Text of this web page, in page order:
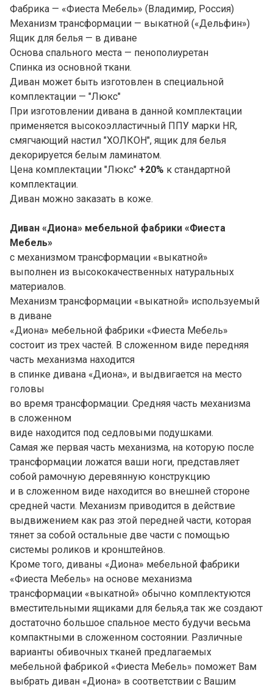
Фабрика — «Фиеста Мебель» (Владимир, Россия)
Механизм трансформации — выкатной («Дельфин»)
Ящик для белья — в диване
Основа спального места — пенополиуретан
Спинка из основной ткани.
Диван может быть изготовлен в специальной
комплектации — "Люкс"
При изготовлении дивана в данной комплектации
применяется высокоэлластичный ППУ марки HR,
смягчающий настил "ХОЛКОН", ящик для белья
декорируется белым ламинатом.
Цена комплектации "Люкс" +20% к стандартной
комплектации.
Диван можно заказать в коже.
Диван «Диона» мебельной фабрики «Фиеста
Мебель»
с механизмом трансформации «выкатной»
выполнен из высококачественных натуральных
материалов.
Механизм трансформации «выкатной» используемый
в диване
«Диона» мебельной фабрики «Фиеста Мебель»
состоит из трех частей. В сложенном виде передняя
часть механизма находится
в спинке дивана «Диона», и выдвигается на место
головы
во время трансформации. Средняя часть механизма
в сложенном
виде находится под седловыми подушками.
Самая же первая часть механизма, на которую после
трансформации ложатся ваши ноги, представляет
собой рамочную деревянную конструкцию
и в сложенном виде находится во внешней стороне
средней части. Механизм приводится в действие
выдвижением как раз этой передней части, которая
тянет за собой остальные две части с помощью
системы роликов и кронштейнов.
Кроме того, диваны «Диона» мебельной фабрики
«Фиеста Мебель» на основе механизма
трансформации «выкатной» обычно комплектуются
вместительными ящиками для белья,а так же создают
достаточно большое спальное место будучи весьма
компактными в сложенном состоянии. Различные
варианты обивочных тканей предлагаемых
мебельной фабрикой «Фиеста Мебель» поможет Вам
выбрать диван «Диона» в соответствии с Вашим